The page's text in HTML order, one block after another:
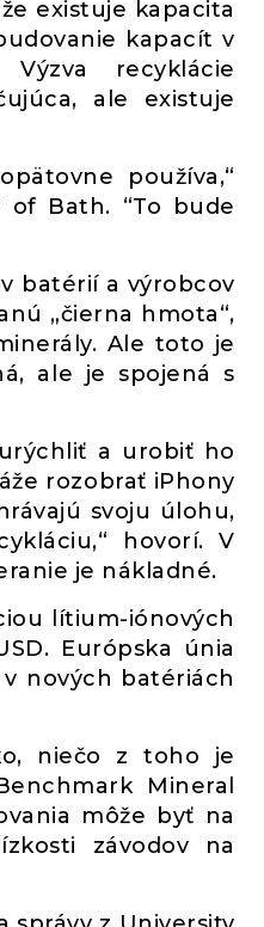
existuje kapacita
kapacít v
recyklácie
ale existuje
používa,“
of Bath. “To bude
batérií a výrobcov
„čierna hmota“,
Ale toto je
ale je spojená s
a urobiť ho
rozobrať iPhony
svoju úlohu,
hovorí. V
je nákladné.
lítium-iónových
Európska únia
nových batériách
niečo z toho je
Mineral
môže byť na
závodov na